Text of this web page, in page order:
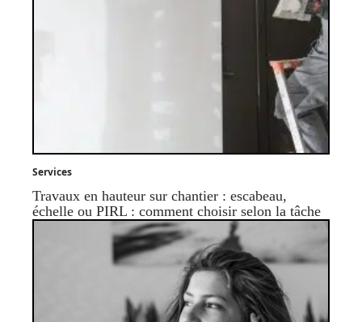
Services
Travaux en hauteur sur chantier : escabeau,
échelle ou PIRL : comment choisir selon la tâche